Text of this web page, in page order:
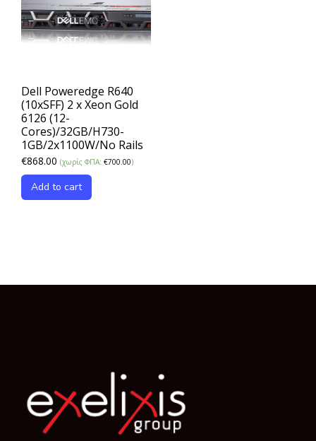
Dell Poweredge R640
(10xSFF) 2 x Xeon Gold
6126 (12-
Cores)/32GB/H730-
1GB/2x1100W/No Rails
€868.00 (χωρίς ΦΠΑ: €700.00)
Add to cart